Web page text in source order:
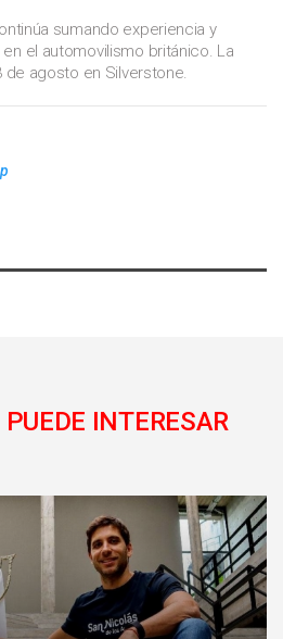
sumando experiencia y
el automovilismo británico. La
de agosto en Silverstone.
INTERESAR